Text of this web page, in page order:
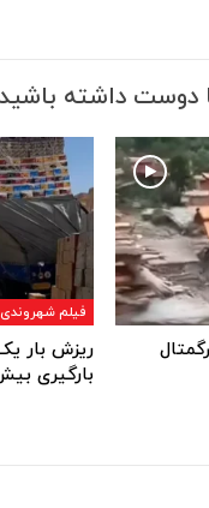
داشته
فیلم شهروندی
ریزش بار
بارگیری